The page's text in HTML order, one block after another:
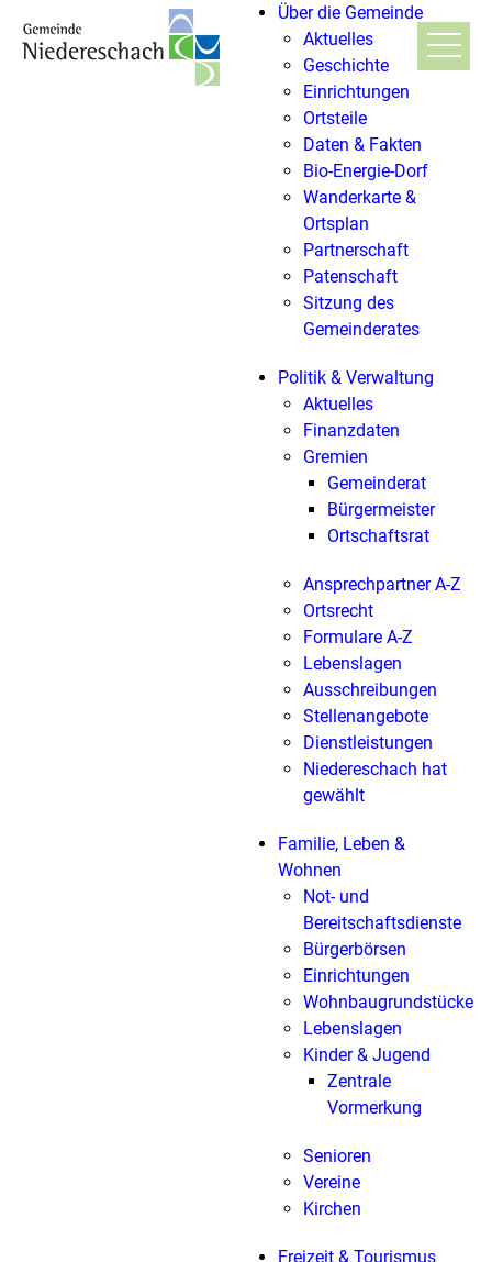
Über die Gemeinde
Aktuelles
Geschichte
Einrichtungen
Ortsteile
Daten & Fakten
Bio-Energie-Dorf
Wanderkarte &
Ortsplan
Partnerschaft
Patenschaft
Sitzung des
Gemeinderates
Politik & Verwaltung
Aktuelles
Finanzdaten
Gremien
Gemeinderat
Bürgermeister
Ortschaftsrat
Ansprechpartner A-Z
Ortsrecht
Formulare A-Z
Lebenslagen
Ausschreibungen
Stellenangebote
Dienstleistungen
Niedereschach hat
gewählt
Familie, Leben &
Wohnen
Not- und
Bereitschaftsdienste
Bürgerbörsen
Einrichtungen
Wohnbaugrundstücke
Lebenslagen
Kinder & Jugend
Zentrale
Vormerkung
Senioren
Vereine
Kirchen
Freizeit & Tourismus